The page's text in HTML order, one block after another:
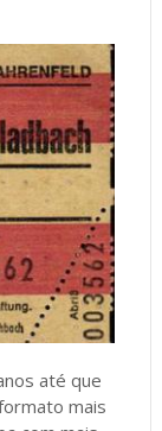
até que
mais